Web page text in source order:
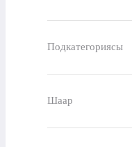
Подкатегориясы
Шаар